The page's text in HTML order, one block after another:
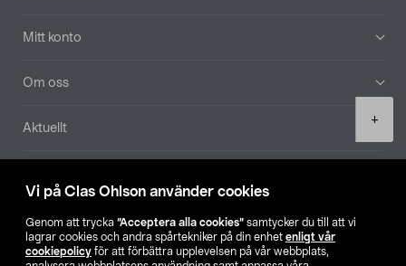
Vi på Clas Ohlson använder cookies
Genom att trycka ”Acceptera alla cookies” samtycker du till att vi
lagrar cookies och andra spårtekniker på din enhet enligt vår
cookiepolicy för att förbättra upplevelsen på vår webbplats,
+
Mitt konto
Om oss
Aktuellt
Hitta butik
SE NO FI